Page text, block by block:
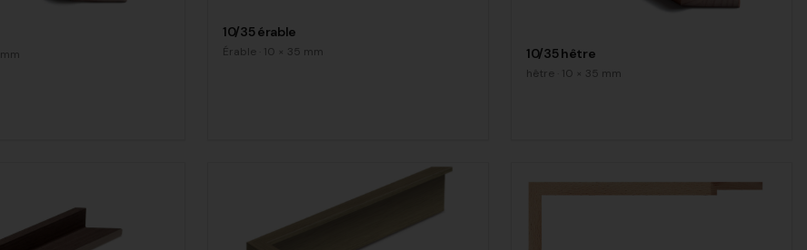
mm
10/35 érable
Érable 10 × 35 mm 10/35 hêtre
hêtre 10 × 35 mm